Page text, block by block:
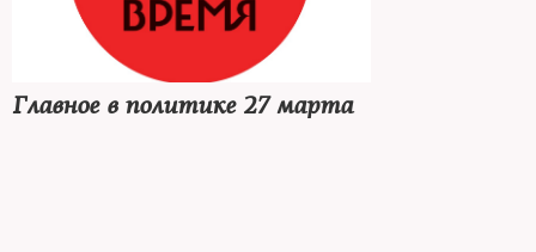
Главное в политике 27 марта